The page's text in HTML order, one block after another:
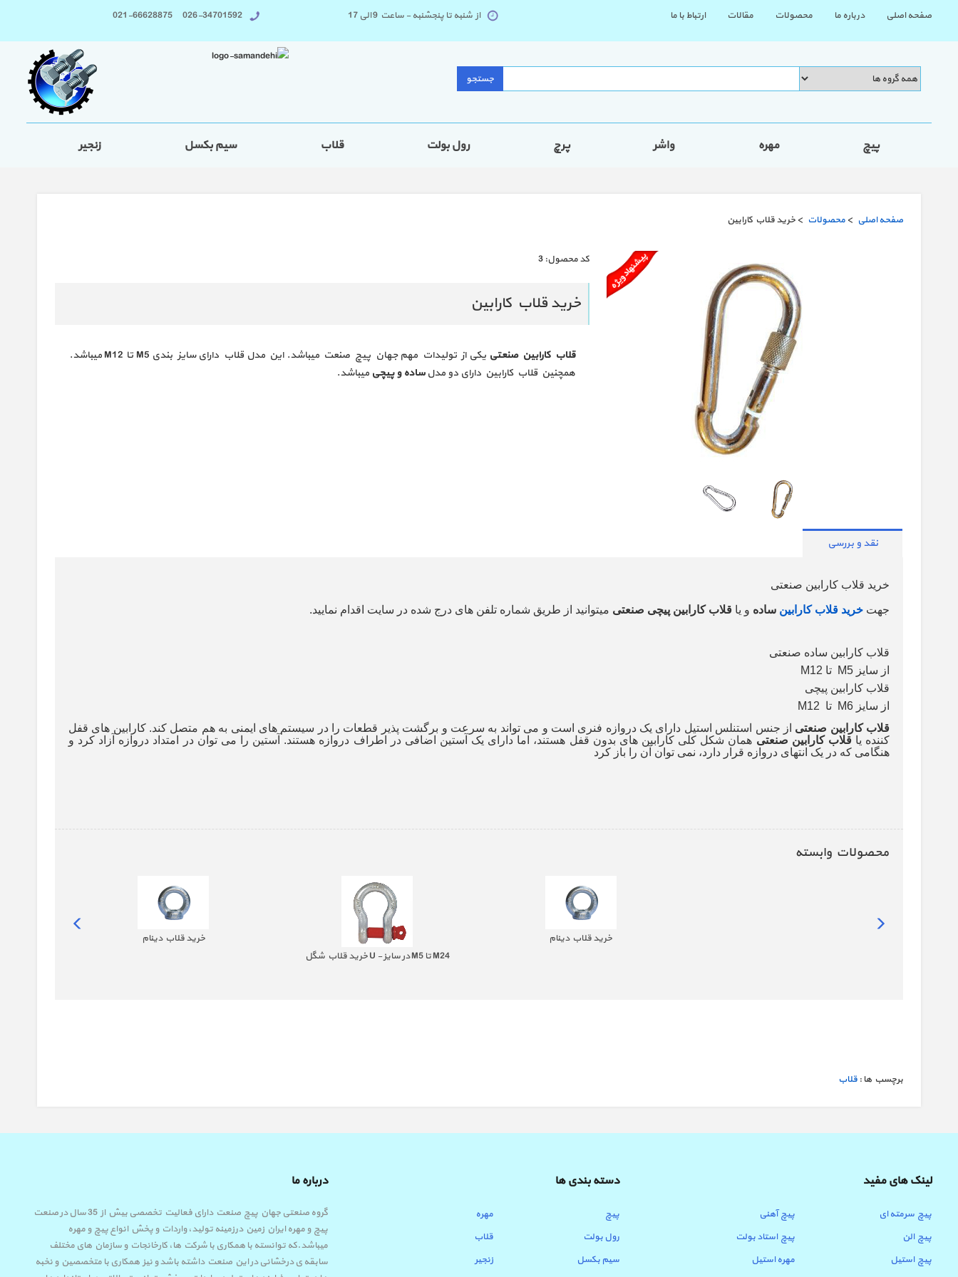
صفحه اصلی درباره ما محصولات مقالات ارتباط با ما 026-34701592 021-66628875 از شنبه تا پنجشنبه - ساعت 9 الی 17
جستجو
پیچ مهره واشر پرچ رول بولت قلاب سیم بکسل زنجیر
صفحه اصلی > محصولات > خرید قلاب کارابین
كد محصول:3
خرید قلاب کارابین
قلاب کارابین صنعتی
یکی از تولیدات مهم جهان پیچ صنعت میباشد. این مدل قلاب دارای سایز بندی M5 تا M12 میباشد.
همچنین قلاب کارابین دارای دو مدلساده و پیچی میباشد.
نقد و بررسی
خرید قلاب کارابین صنعتی
جهت خرید قلاب کارابین ساده و یا قلاب کارابین پیچی صنعتی میتوانید از طریق شماره تلفن های درج شده در سایت اقدام نمایید.
قلاب کارابین ساده صنعتی
از سایز M5 تا M12
قلاب کارابین پیچی
از سایز M6 تا M12
قلاب کارابین صنعتی از جنس استنلس استیل دارای یک دروازه فنری است و می تواند به سرعت و برگشت پذیر قطعات را در سیستم های ایمنی به هم متصل کند.کارابین های قفل
کننده یاقلاب کارابین صنعتی همان شکل کلی کارابین های بدون قفل هستند، اما دارای یک آستین اضافی در اطراف دروازه هستند. آستین را می توان در امتداد دروازه آزاد کرد و
هنگامی که در یک انتهای دروازه قرار دارد، نمی توان آن را باز کرد
محصولات وابسته
خرید قلاب دینام
خرید قلاب شگل U - در سایز M5 تا M24
خرید قلاب دینام
برچسب ها : قلاب
لینک های مفید
پیچ سرمته ای
پیچ آهنی
پیچ الن
پیچ استاد بولت
پیچ استیل
مهره استیل
دسته بندی ها
پیچ
مهره
رول بولت
قلاب
سیم بکسل
زنجیر
درباره ما
گروه صنعتی جهان پیچ صنعت دارای فعالیت تخصصی بیش از 35 سال در صنعت
پیچ و مهره ایران زمین درزمینه تولید، واردات و پخش انواع پیچ و مهره
میباشد.که توانسته با همکاری با شرکت ها، کارخانجات و سازمان های مختلف
سابقه ی درخشانی در این صنعت داشته باشد و نیز همکاری با متخصصین و نخبه